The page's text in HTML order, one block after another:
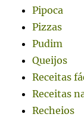
Pipoca
Pizzas
Pudim
Queijos
Receitas
Receitas
Recheios